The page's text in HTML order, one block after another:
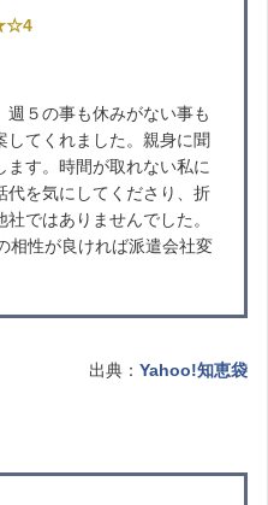
５の事も休みがない事も
してくれました。親身に聞
ます。時間が取れない私に
代を気にしてくださり、折
ではありませんでした。
相性が良ければ派遣会社変
出典： Yahoo!知恵袋